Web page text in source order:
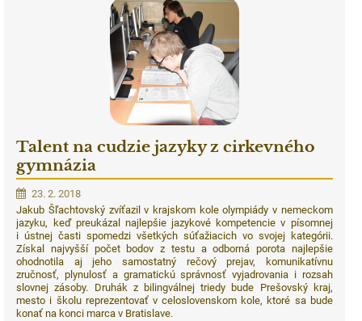
Talent na cudzie jazyky z cirkevného
gymnázia
23. 2. 2018
Jakub Šľachtovský zvíťazil v krajskom kole olympiády v nemeckom
jazyku, keď preukázal najlepšie jazykové kompetencie v písomnej
i ústnej časti spomedzi všetkých súťažiacich vo svojej kategórii.
Získal najvyšší počet bodov z testu a odborná porota najlepšie
ohodnotila aj jeho samostatný rečový prejav, komunikatívnu
zručnosť, plynulosť a gramatickú správnosť vyjadrovania i rozsah
slovnej zásoby. Druhák z bilingválnej triedy bude Prešovský kraj,
mesto i školu reprezentovať v celoslovenskom kole, ktoré sa bude
konať na konci marca v Bratislave.